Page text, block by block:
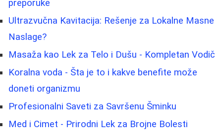
preporuke
Ultrazvučna Kavitacija: Rešenje za Lokalne Masne
Naslage?
Masaža kao Lek za Telo i Dušu - Kompletan Vodič
Koralna voda - Šta je to i kakve benefite može
doneti organizmu
Profesionalni Saveti za Savršenu Šminku
Med i Cimet - Prirodni Lek za Brojne Bolesti